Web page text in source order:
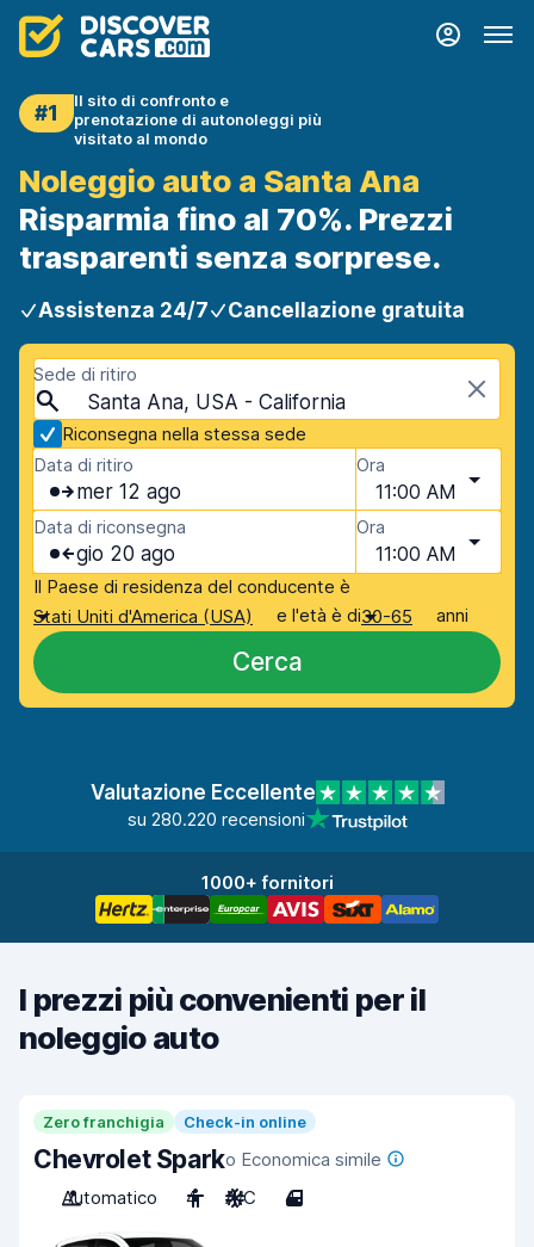
#1
Il sito di confronto e
prenotazione di autonoleggi più
visitato al mondo
Noleggio auto a Santa Ana
Risparmia fino al 70%. Prezzi
trasparenti senza sorprese.
Assistenza 24/7 Cancellazione gratuita
Sede di ritiro
Santa Ana, USA - California
Riconsegna nella stessa sede
Data di ritiro
mer 12 ago
Ora
11:00 AM
Data di riconsegna
gio 20 ago
Ora
11:00 AM
Il Paese di residenza del conducente è
Stati Uniti d'America (USA)
e l'età è di30-65 anni
Cerca
Valutazione Eccellente
su 280.220 recensioni
1000+ fornitori
I prezzi più convenienti per il
noleggio auto
Zero franchigia Check-in online
Chevrolet Sparko Economica simile
Automatico
4 A/C 4